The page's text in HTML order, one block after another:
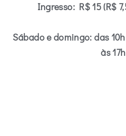
Ingresso:R$ 15 (R$
Sábado e domingo: das
às 17h